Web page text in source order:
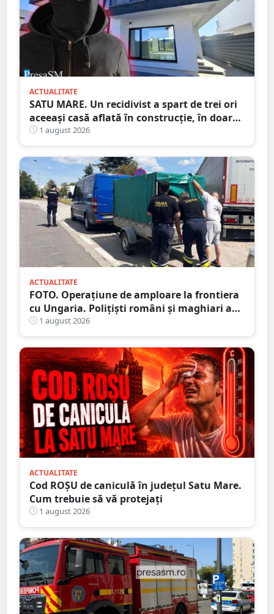
ACTUALITATE
SATU MARE. Un recidivist a spart de trei ori
aceeași casă aflată în construcție, în doar
șase zile
1 august 2026
ACTUALITATE
FOTO. Operațiune de amploare la frontiera
cu Ungaria. Polițiști români și maghiari au
verificat sute de persoane
1 august 2026
ACTUALITATE
Cod ROȘU de caniculă în județul Satu Mare.
Cum trebuie să vă protejați
1 august 2026